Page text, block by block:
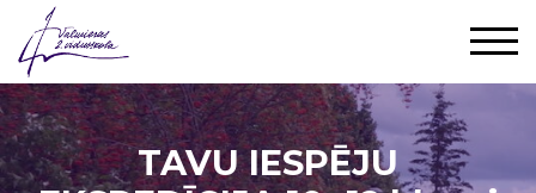
TAVU IESPĒJU